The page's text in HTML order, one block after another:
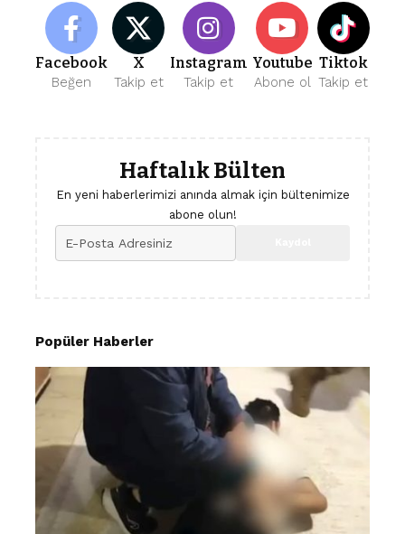
Facebook
Beğen
X
Takip et
Instagram
Takip et
Youtube
Abone ol
Tiktok
Takip et
Haftalık Bülten
En yeni haberlerimizi anında almak için bültenimize
abone olun!
Popüler Haberler